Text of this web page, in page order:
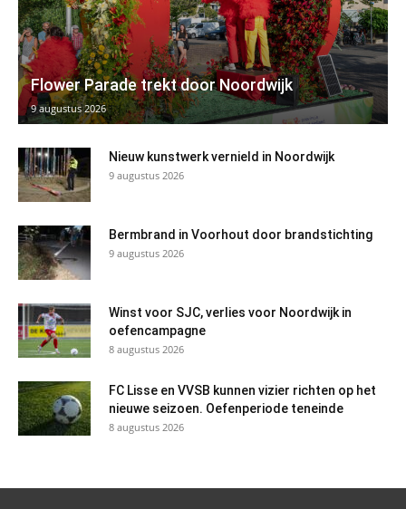
Flower Parade trekt door Noordwijk
9 augustus 2026
Nieuw kunstwerk vernield in Noordwijk
9 augustus 2026
Bermbrand in Voorhout door brandstichting
9 augustus 2026
Winst voor SJC, verlies voor Noordwijk in
oefencampagne
8 augustus 2026
FC Lisse en VVSB kunnen vizier richten op het
nieuwe seizoen. Oefenperiode teneinde
8 augustus 2026